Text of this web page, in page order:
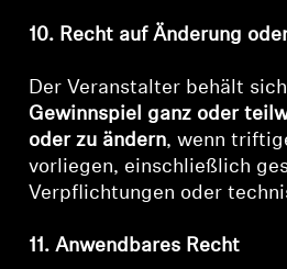
10. Recht auf Änderung
Der Veranstalter behält
Gewinnspiel ganz oder
oder zu ändern, wenn
vorliegen, einschließlich
Verpflichtungen oder
11. Anwendbares Recht